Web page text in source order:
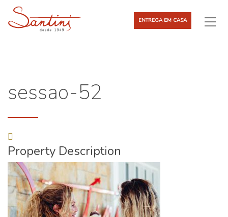
ENTREGA EM CASA
sessao-52
Property Description